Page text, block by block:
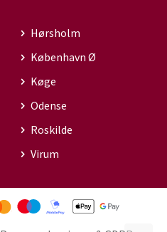
Hørsholm
København Ø
Køge
Odense
Roskilde
Virum